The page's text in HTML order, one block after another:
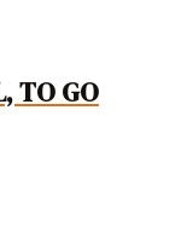
TO GO